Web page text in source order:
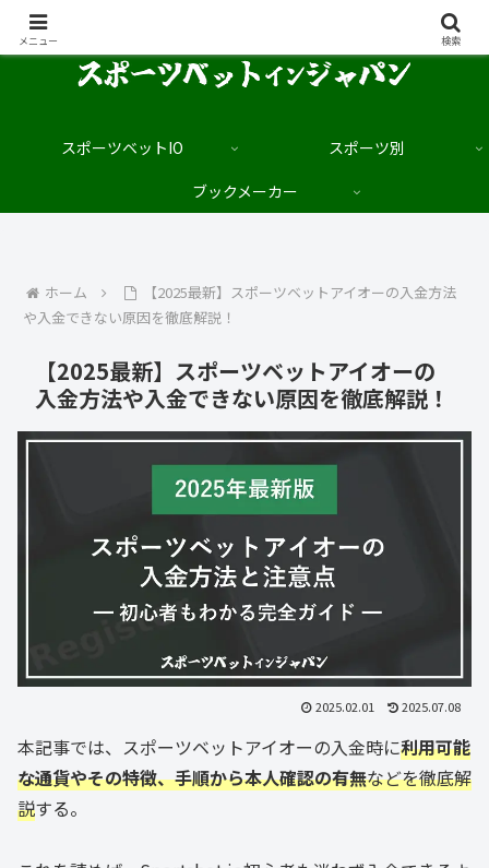
スポーツベットIO
スポーツ別
ブックメーカー
ホーム
【2025最新】スポーツベットアイオーの入金方法
や入金できない原因を徹底解説！
【2025最新】スポーツベットアイオーの
入金方法や入金できない原因を徹底解説！
2025.02.01 2025.07.08
本記事では、スポーツベットアイオーの入金時に利用可能
な通貨やその特徴、手順から本人確認の有無などを徹底解
説する。
メニュー 検索